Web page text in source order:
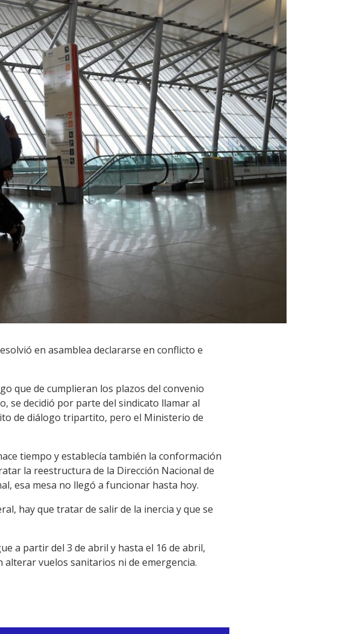
en asamblea declararse en conflicto e
que de cumplieran los plazos del convenio
se decidió por parte del sindicato llamar al
de diálogo tripartito, pero el Ministerio de
tiempo y establecía también la conformación
la reestructura de la Dirección Nacional de
esa mesa no llegó a funcionar hasta hoy.
hay que tratar de salir de la inercia y que se
a partir del 3 de abril y hasta el 16 de abril,
vuelos sanitarios ni de emergencia.